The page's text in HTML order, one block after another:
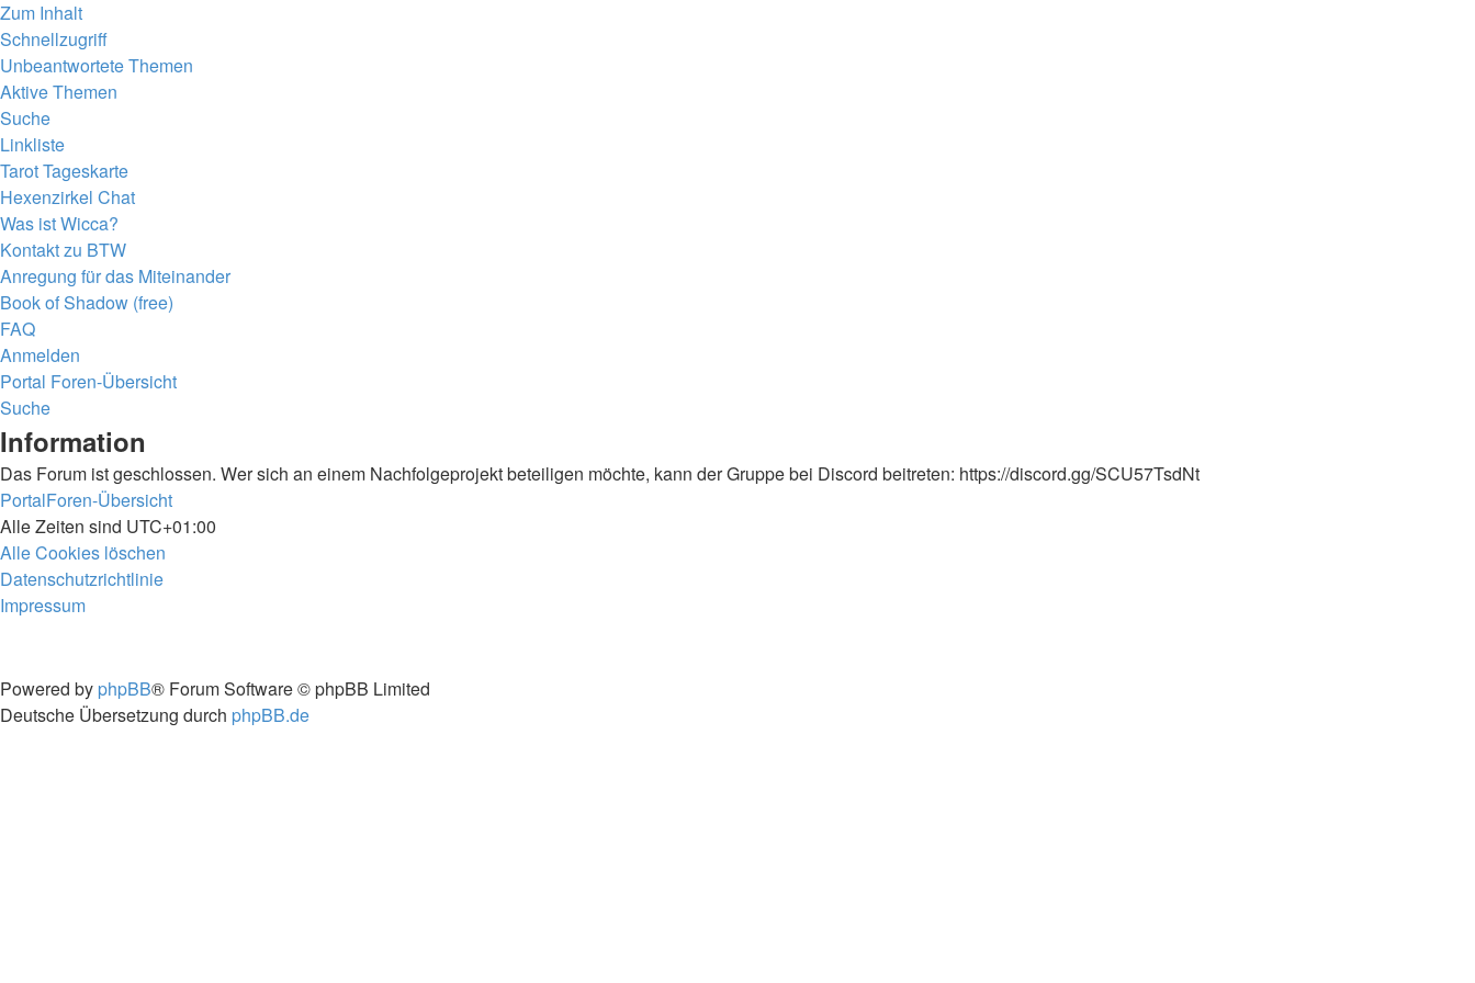
Zum Inhalt
Schnellzugriff
Unbeantwortete Themen
Aktive Themen
Suche
Linkliste
Tarot Tageskarte
Hexenzirkel Chat
Was ist Wicca?
Kontakt zu BTW
Anregung für das Miteinander
Book of Shadow (free)
FAQ
Anmelden
Portal Foren-Übersicht
Suche
Information
Das Forum ist geschlossen. Wer sich an einem Nachfolgeprojekt beteiligen möchte, kann der Gruppe bei Discord beitreten: https://discord.gg/SCU57TsdNt
PortalForen-Übersicht
Alle Zeiten sind UTC+01:00
Alle Cookies löschen
Datenschutzrichtlinie
Impressum
Powered by phpBB® Forum Software © phpBB Limited
Deutsche Übersetzung durch phpBB.de